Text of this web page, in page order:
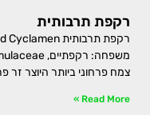
רקפת תרבותית
צמח פרחוני ביותר היוצר זר
Read More »